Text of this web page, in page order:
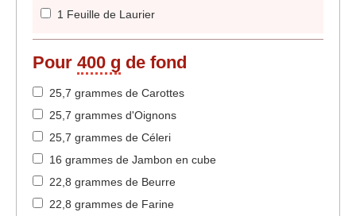
1 Feuille de Laurier
Pour 400 g de fond
25,7 grammes de Carottes
25,7 grammes d'Oignons
25,7 grammes de Céleri
16 grammes de Jambon en cube
22,8 grammes de Beurre
22,8 grammes de Farine